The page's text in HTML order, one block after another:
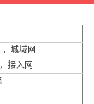
城域网
接入网